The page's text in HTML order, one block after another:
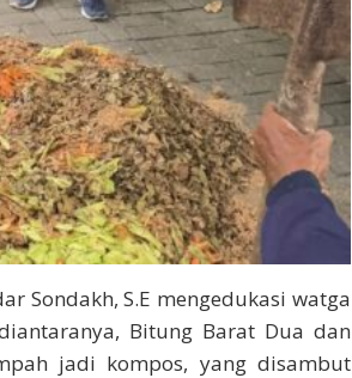
Sondakh, S.E mengedukasi watga
Bitung Barat Dua dan
jadi kompos, yang disambut